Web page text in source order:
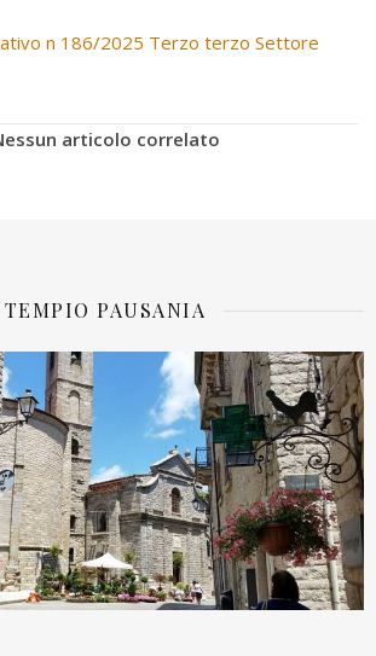
n 186/2025 Terzo terzo Settore
articolo correlato
TEMPIO PAUSANIA